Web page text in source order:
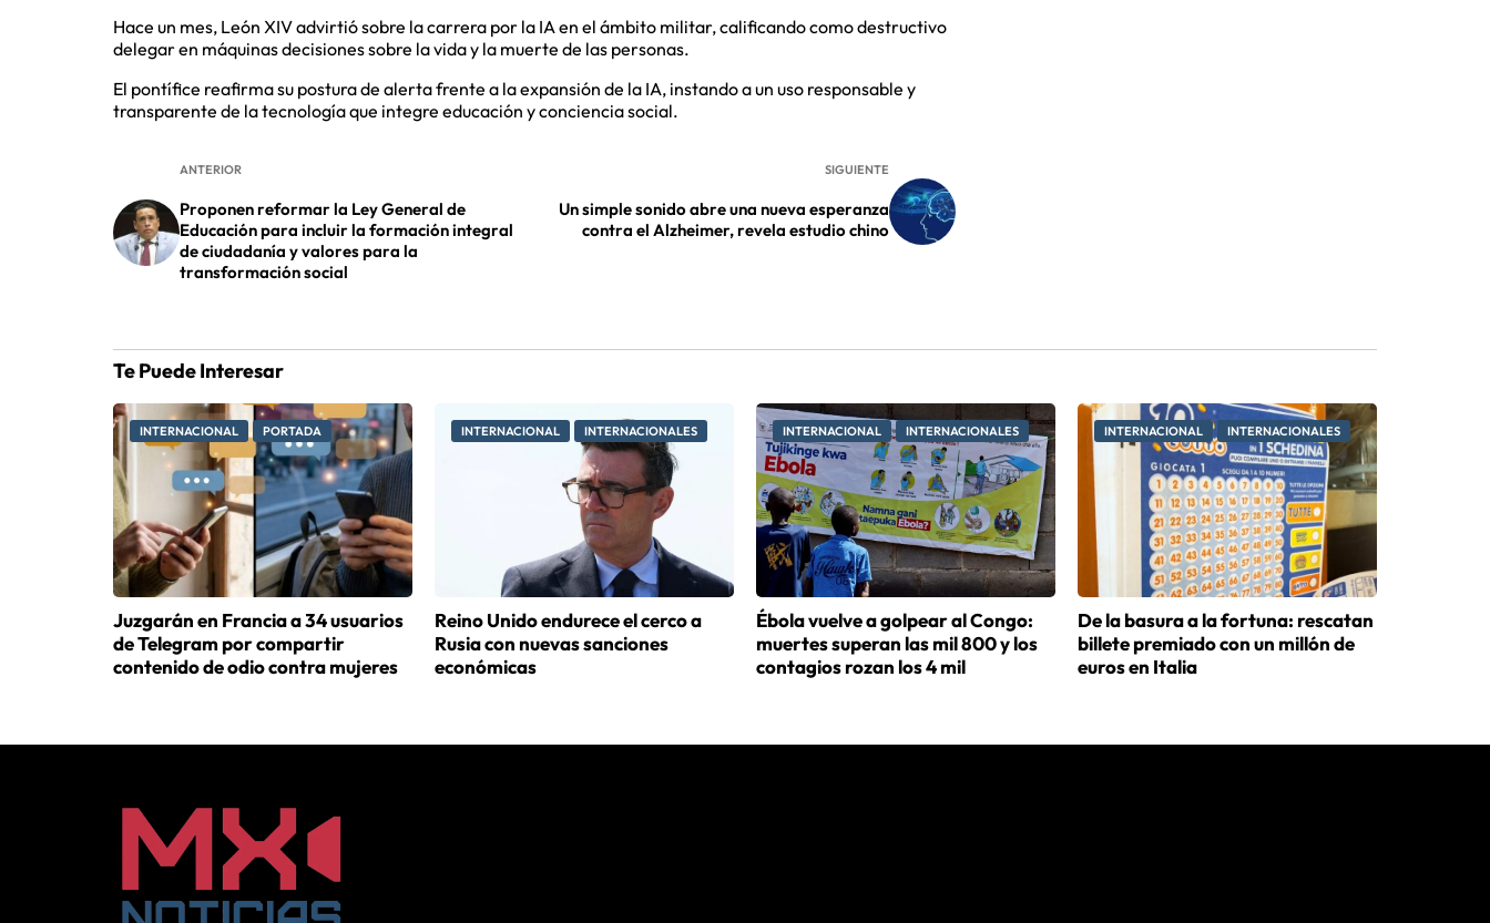
Hace un mes, León XIV advirtió sobre la carrera por la IA en el ámbito militar, calificando como destructivo
delegar en máquinas decisiones sobre la vida y la muerte de las personas.
El pontífice reafirma su postura de alerta frente a la expansión de la IA, instando a un uso responsable y
transparente de la tecnología que integre educación y conciencia social.
ANTERIOR
Proponen reformar la Ley General de
Educación para incluir la formación integral
de ciudadanía y valores para la
transformación social
SIGUIENTE
Un simple sonido abre una nueva esperanza
contra el Alzheimer, revela estudio chino
Te Puede Interesar
INTERNACIONAL PORTADA
Juzgarán en Francia a 34 usuarios
de Telegram por compartir
contenido de odio contra mujeres
INTERNACIONAL INTERNACIONALES
Reino Unido endurece el cerco a
Rusia con nuevas sanciones
económicas
INTERNACIONAL INTERNACIONALES
Ébola vuelve a golpear al Congo:
muertes superan las mil 800 y los
contagios rozan los 4 mil
INTERNACIONAL INTERNACIONALES
De la basura a la fortuna: rescatan
billete premiado con un millón de
euros en Italia